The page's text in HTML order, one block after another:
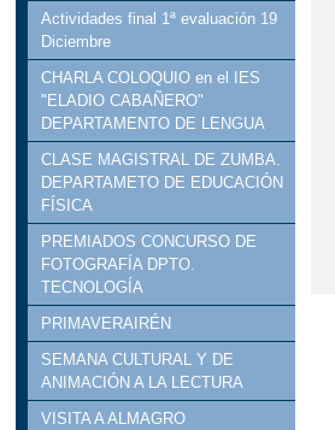
Actividades final 1ª evaluación 19
Diciembre
CHARLA COLOQUIO en el IES
"ELADIO CABAÑERO"
DEPARTAMENTO DE LENGUA
CLASE MAGISTRAL DE ZUMBA.
DEPARTAMETO DE EDUCACIÓN
FÍSICA
PREMIADOS CONCURSO DE
FOTOGRAFÍA DPTO.
TECNOLOGÍA
PRIMAVERAIRÉN
SEMANA CULTURAL Y DE
ANIMACIÓN A LA LECTURA
VISITA A ALMAGRO